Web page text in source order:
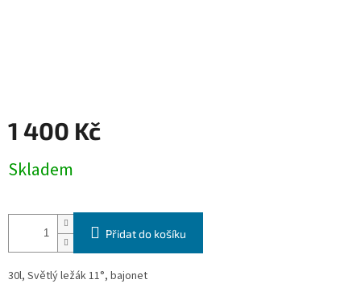
1 400 Kč
cena:
Skladem
Přidat do košíku
30l, Světlý ležák 11°, bajonet